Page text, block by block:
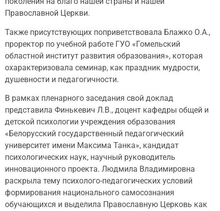
Православной Церкви.
Также присутствующих поприветствовала Блажко О.А.,
проректор по учебной работе ГУО «Гомельский
областной институт развития образования», которая
охарактеризовала семинар, как праздник мудрости,
душевности и педагогичности.
В рамках пленарного заседания свой доклад
представила Финькевич Л.В., доцент кафедры общей и
детской психологии учреждения образования
«Белорусский государственный педагогический
университет имени Максима Танка», кандидат
психологических наук, научный руководитель
инновационного проекта. Людмила Владимировна
раскрыла тему психолого-педагогических условий
формирования национального самосознания
обучающихся и выделила Православную Церковь как